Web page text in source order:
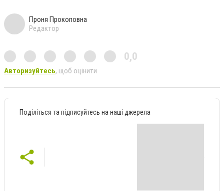
Проня Прокоповна
Редактор
0,0
Авторизуйтесь, щоб оцінити
Поділіться та підписуйтесь на наші джерела